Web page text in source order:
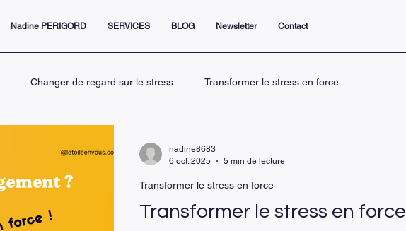
Nadine PERIGORD SERVICES BLOG Newsletter Contact
Changer de regard sur le stress Transformer le stress en force
Transformer le stress en force
Transformer le stress en force
nadine8683
6 oct. 2025
5 min de lecture